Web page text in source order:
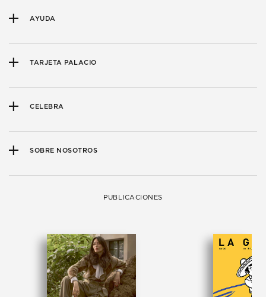
AYUDA
TARJETA PALACIO
CELEBRA
SOBRE NOSOTROS
PUBLICACIONES